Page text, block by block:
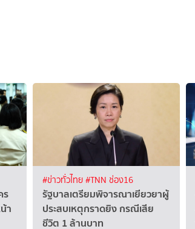
ร
า
#ข่าวทั่วไทย#TNN ช่อง16
รัฐบาลเตรียมพิจารณาเยียวยาผู้
ประสบเหตุกราดยิง กรณีเสีย
ชีวิต 1 ล้านบาท